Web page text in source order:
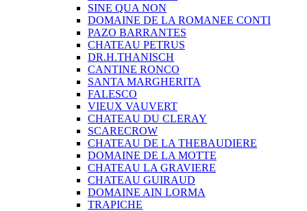
SINE QUA NON
DOMAINE DE LA ROMANEE CONTI
PAZO BARRANTES
CHATEAU PETRUS
DR.H.THANISCH
CANTINE RONCO
SANTA MARGHERITA
FALESCO
VIEUX VAUVERT
CHATEAU DU CLERAY
SCARECROW
CHATEAU DE LA THEBAUDIERE
DOMAINE DE LA MOTTE
CHATEAU LA GRAVIERE
CHATEAU GUIRAUD
DOMAINE AIN LORMA
TRAPICHE